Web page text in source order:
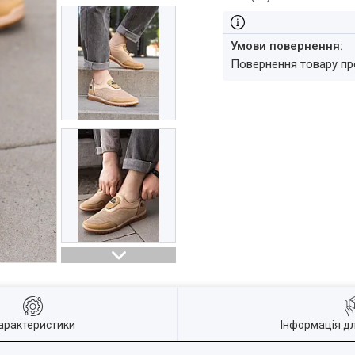
повернення товару
Інформація